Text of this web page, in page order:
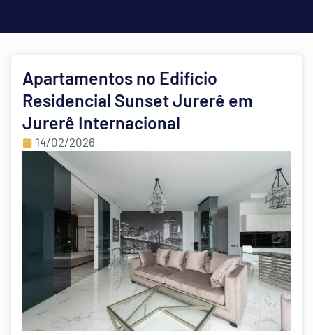
Apartamentos no Edifício
Residencial Sunset Jurerê em
Jurerê Internacional
14/02/2026